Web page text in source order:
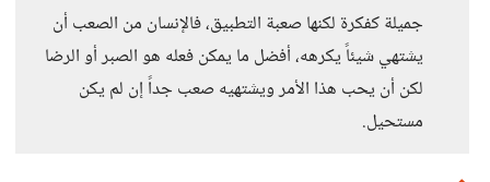
جميلة كفكرة لكنها صعبة التطبيق، فالإنسان من الصعب أن
يشتهي شيئاً يكرهه، أفضل ما يمكن فعله هو الصبر أو الرضا
لكن أن يحب هذا الأمر ويشتهيه صعب جداً إن لم يكن
مستحيل.